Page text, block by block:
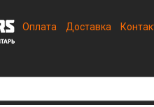
Оплата Доставка